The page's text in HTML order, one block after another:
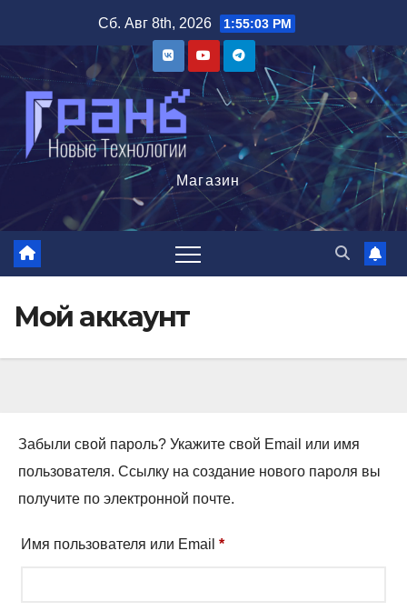
Сб. Авг 8th, 2026 1:55:03 PM
Магазин
Мой аккаунт
Забыли свой пароль? Укажите свой Email или имя
пользователя. Ссылку на создание нового пароля вы
получите по электронной почте.
Имя пользователя или Email *